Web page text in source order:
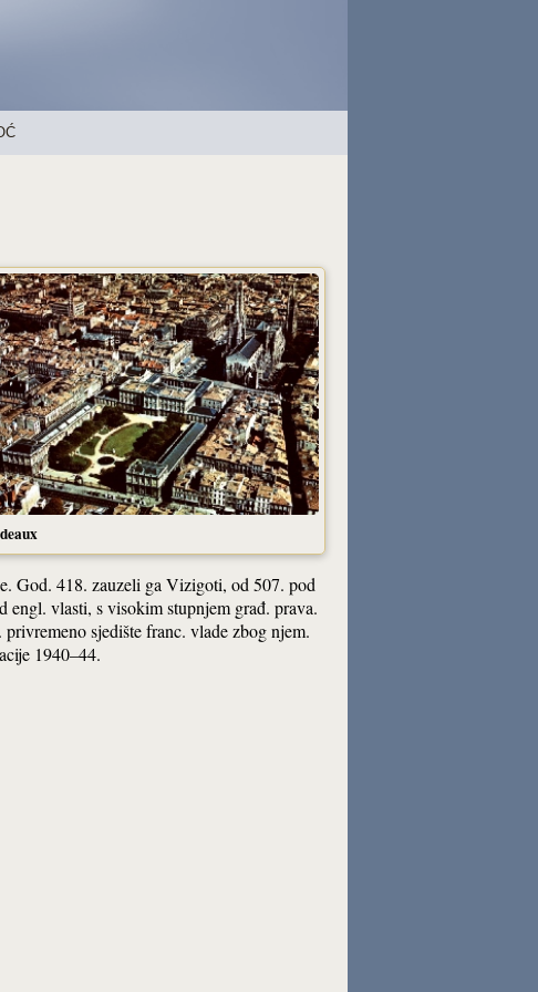
God. 418. zauzeli ga Vizigoti, od 507. pod
vlasti, s visokim stupnjem građ. prava.
sjedište franc. vlade zbog njem.
1940–44.